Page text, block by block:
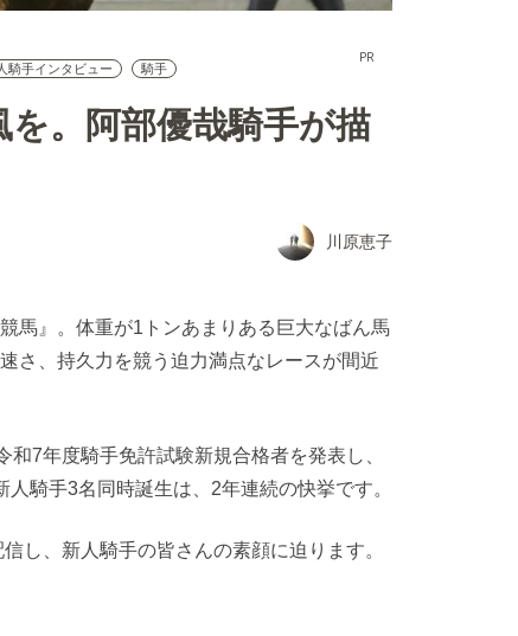
騎手インタビュー 騎手
PR
。阿部優哉騎手が描
川原恵子
馬』。体重が1トンあまりある巨大なばん馬
さ、持久力を競う迫力満点なレースが間近
7年度騎手免許試験新規合格者を発表し、
騎手3名同時誕生は、2年連続の快挙です。
し、新人騎手の皆さんの素顔に迫ります。